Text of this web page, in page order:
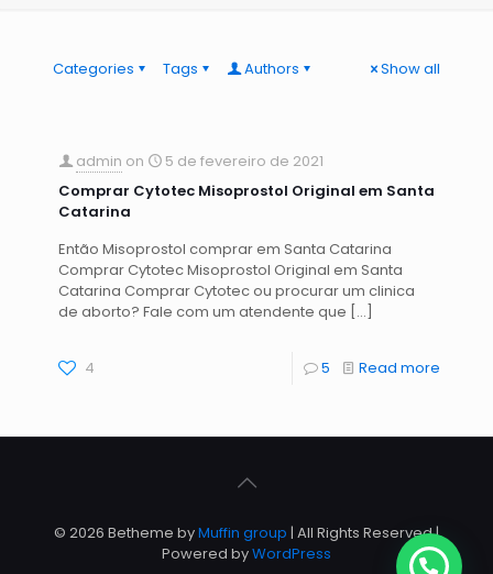
Categories Tags Authors Show all
admin on
5 de fevereiro de 2021
Comprar Cytotec Misoprostol Original em Santa
Catarina
Então Misoprostol comprar em Santa Catarina
Comprar Cytotec Misoprostol Original em Santa
Catarina Comprar Cytotec ou procurar um clinica
de aborto? Fale com um atendente que […]
4 5 Read more
© 2026 Betheme byMuffin group | All Rights Reserved |
Powered byWordPress